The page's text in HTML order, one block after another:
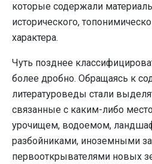
которые содержали
исторического,
характера.
Чуть позднее
более дробно. Обращаясь к
литературоведы стали
связанные с каким-либо
урочищем, водоемом,
разбойниками, иноземными
первооткрывателями новых